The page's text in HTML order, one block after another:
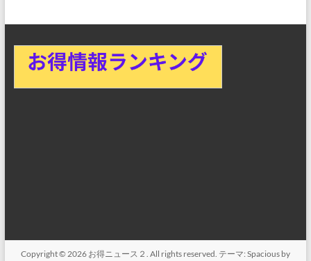
Copyright © 2026 お得ニュース２ . All rights reserved. テーマ: Spaciousby